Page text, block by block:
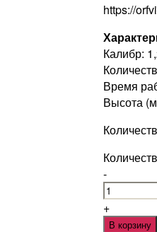
https://
Калибр:
Время
Высота
-
+
В корзину